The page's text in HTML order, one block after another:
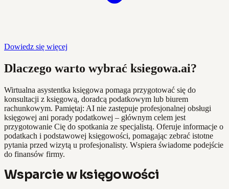
Dowiedz się więcej
Dlaczego warto wybrać ksiegowa.ai?
Wirtualna asystentka księgowa pomaga przygotować się do
konsultacji z księgową, doradcą podatkowym lub biurem
rachunkowym. Pamiętaj: AI nie zastępuje profesjonalnej obsługi
księgowej ani porady podatkowej – głównym celem jest
przygotowanie Cię do spotkania ze specjalistą. Oferuje informacje o
podatkach i podstawowej księgowości, pomagając zebrać istotne
pytania przed wizytą u profesjonalisty. Wspiera świadome podejście
do finansów firmy.
Wsparcie w księgowości